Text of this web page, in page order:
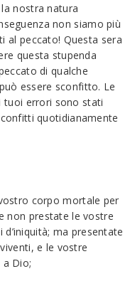
nostra natura
non siamo più
al peccato! Questa sera
questa stupenda
di qualche
essere sconfitto. Le
tuoi errori sono stati
quotidianamente
corpo mortale per
non prestate le vostre
ma presentate
e le vostre
Dio;